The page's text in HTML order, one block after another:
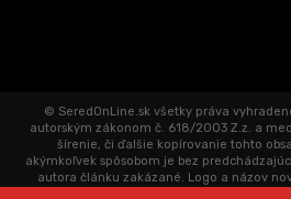
© SeredOnLine.sk všetky práva
autorským zákonom č. 618/2003 Z.z. a
šírenie, či ďalšie kopírovanie tohto
akýmkoľvek spôsobom je bez
autora článku zakázané. Logo a názov